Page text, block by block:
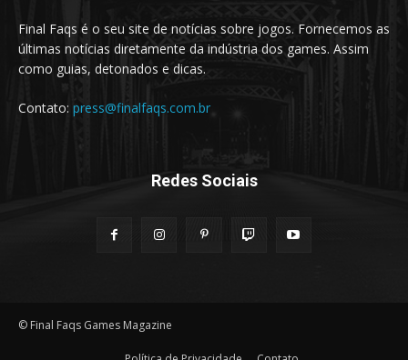
Final Faqs é o seu site de notícias sobre jogos. Fornecemos as
últimas notícias diretamente da indústria dos games. Assim
como guias, detonados e dicas.
Contato: press@finalfaqs.com.br
Redes Sociais
© Final Faqs Games Magazine